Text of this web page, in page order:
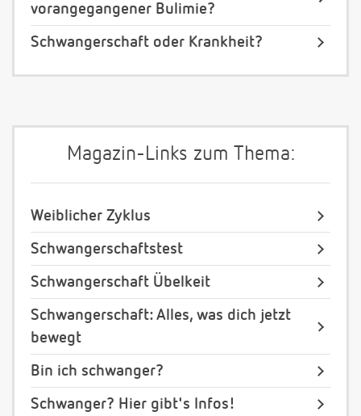
vorangegangener Bulimie?
Schwangerschaft oder Krankheit?
Magazin-Links zum Thema:
Weiblicher Zyklus
Schwangerschaftstest
Schwangerschaft Übelkeit
Schwangerschaft: Alles, was dich jetzt
bewegt
Bin ich schwanger?
Schwanger? Hier gibt's Infos!